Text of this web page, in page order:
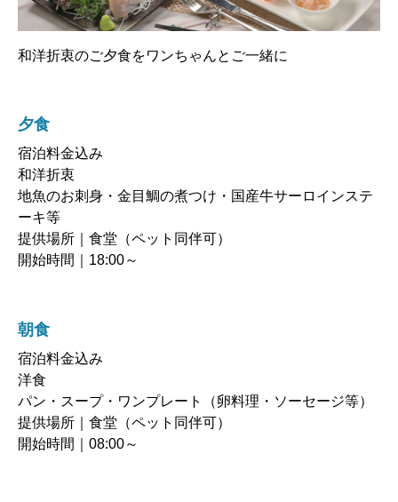
和洋折衷のご夕食をワンちゃんとご一緒に
夕食
宿泊料金込み
和洋折衷
地魚のお刺身・金目鯛の煮つけ・国産牛サーロインステ
ーキ等
提供場所｜食堂（ペット同伴可）
開始時間｜18:00～
朝食
宿泊料金込み
洋食
パン・スープ・ワンプレート（卵料理・ソーセージ等）
提供場所｜食堂（ペット同伴可）
開始時間｜08:00～